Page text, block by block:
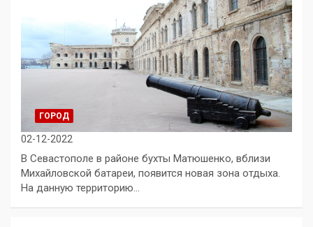
ГОРОД
02-12-2022
В Севастополе в районе бухты Матюшенко, вблизи
Михайловской батареи, появится новая зона отдыха.
На данную территорию…